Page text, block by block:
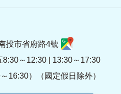
投市省府路4號
8:30～12:30 | 13:30～17:30
16:30）（國定假日除外）